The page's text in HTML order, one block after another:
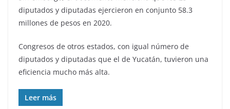
diputados y diputadas ejercieron en conjunto 58.3
millones de pesos en 2020.
Congresos de otros estados, con igual número de
diputados y diputadas que el de Yucatán, tuvieron una
eficiencia mucho más alta.
Leer más